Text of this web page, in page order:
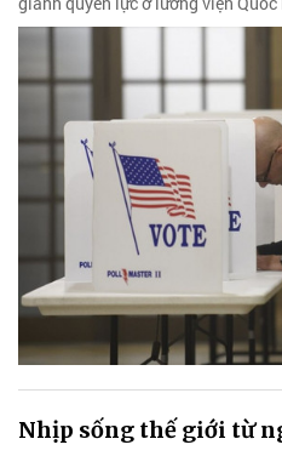
Nhịp sống thế giới từ